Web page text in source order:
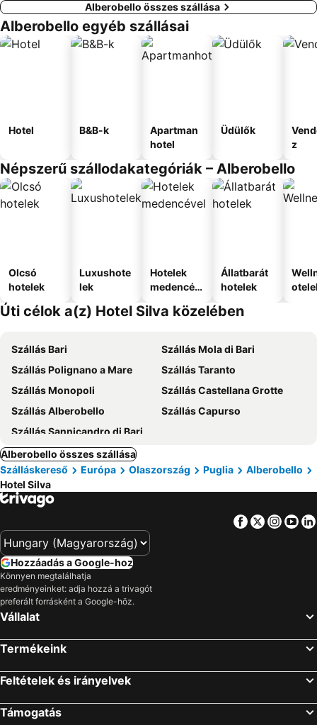
Alberobello összes szállása
Alberobello egyéb szállásai
Hotel B&B-k
Apartman
hotel
Üdülők
z
Népszerű szállodakategóriák – Alberobello
Olcsó
hotelek
Luxushote
lek
Hotelek
medencév
Állatbarát
hotelek
Úti célok a(z) Hotel Silva közelében
Szállás Bari
Szállás Mola di Bari
Szállás Polignano a Mare
Szállás Taranto
Szállás Monopoli
Szállás Castellana Grotte
Szállás Alberobello
Szállás Capurso
Szállás Sannicandro di Bari
Alberobello összes szállása
Szálláskereső
Európa Olaszország Puglia
Alberobello
Hotel Silva
Facebook
Twitter
Hozzáadás a Google-hoz
Könnyen megtalálhatja
eredményeinket: adja hozzá a trivagót
preferált forrásként a Google-höz.
Vállalat
Termékeink
Feltételek és irányelvek
Támogatás